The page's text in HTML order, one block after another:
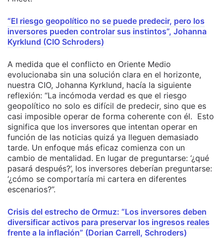
“El riesgo geopolítico no se puede predecir, pero los
inversores pueden controlar sus instintos”, Johanna
Kyrklund (CIO Schroders)
A medida que el conflicto en Oriente Medio
evolucionaba sin una solución clara en el horizonte,
nuestra CIO, Johanna Kyrklund, hacía la siguiente
reflexión: “La incómoda verdad es que el riesgo
geopolítico no solo es difícil de predecir, sino que es
casi imposible operar de forma coherente con él. Esto
significa que los inversores que intentan operar en
función de las noticias quizá ya lleguen demasiado
tarde. Un enfoque más eficaz comienza con un
cambio de mentalidad. En lugar de preguntarse: ‘¿qué
pasará después?’, los inversores deberían preguntarse:
‘¿cómo se comportaría mi cartera en diferentes
escenarios?”.
Crisis del estrecho de Ormuz: “Los inversores deben
diversificar activos para preservar los ingresos reales
frente a la inflación” (Dorian Carrell, Schroders)